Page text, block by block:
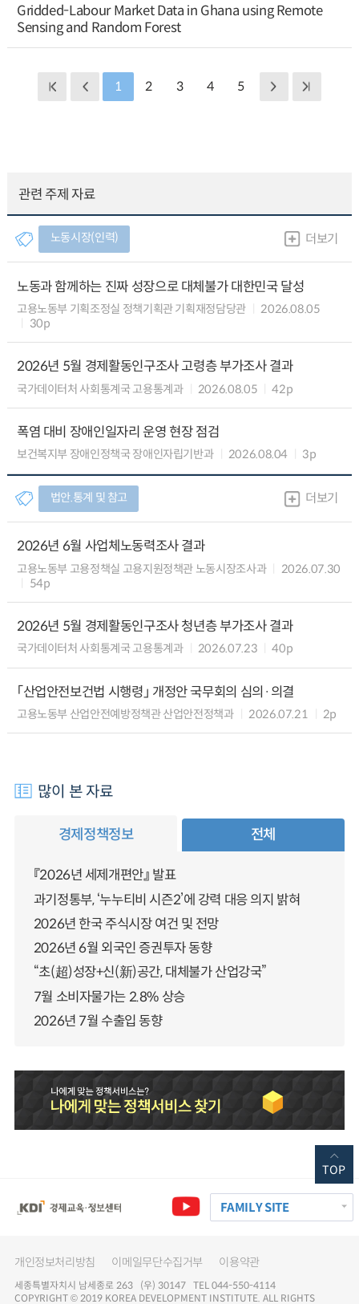
Gridded-Labour Market Data in Ghana using Remote
Sensing and Random Forest
1 2 3 4 5
관련 주제 자료
노동시장(인력) 더보기
노동과 함께하는 진짜 성장으로 대체불가 대한민국 달성
고용노동부 기획조정실 정책기획관 기획재정담당관
2026.08.05
30p
2026년 5월 경제활동인구조사 고령층 부가조사 결과
국가데이터처 사회통계국 고용통계과 2026.08.05 42p
폭염 대비 장애인일자리 운영 현장 점검
보건복지부 장애인정책국 장애인자립기반과 2026.08.04 3p
법안.통계 및 참고 더보기
2026년 6월 사업체노동력조사 결과
고용노동부 고용정책실 고용지원정책관 노동시장조사과
2026.07.30
54p
2026년 5월 경제활동인구조사 청년층 부가조사 결과
국가데이터처 사회통계국 고용통계과 2026.07.23 40p
「산업안전보건법 시행령」 개정안 국무회의 심의·의결
고용노동부 산업안전예방정책관 산업안전정책과 2026.07.21 2p
많이 본 자료
경제정책정보 전체
『2026년 세제개편안』 발표
과기정통부, ‘누누티비 시즌2’에 강력 대응 의지 밝혀
2026년 한국 주식시장 여건 및 전망
2026년 6월 외국인 증권투자 동향
“초(超)성장+신(新)공간, 대체불가 산업강국”
7월 소비자물가는 2.8% 상승
2026년 7월 수출입 동향
FAMILY SITE
개인정보처리방침 이메일무단수집거부 이용약관
세종특별자치시 남세종로 263 (우) 30147 TEL 044-550-4114
COPYRIGHT © 2019 KOREA DEVELOPMENT INSTITUTE. ALL RIGHTS
TOP